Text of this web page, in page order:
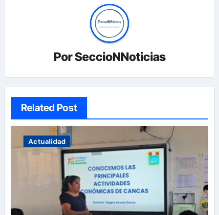
PorSeccioNNoticias
Related Post
Actualidad